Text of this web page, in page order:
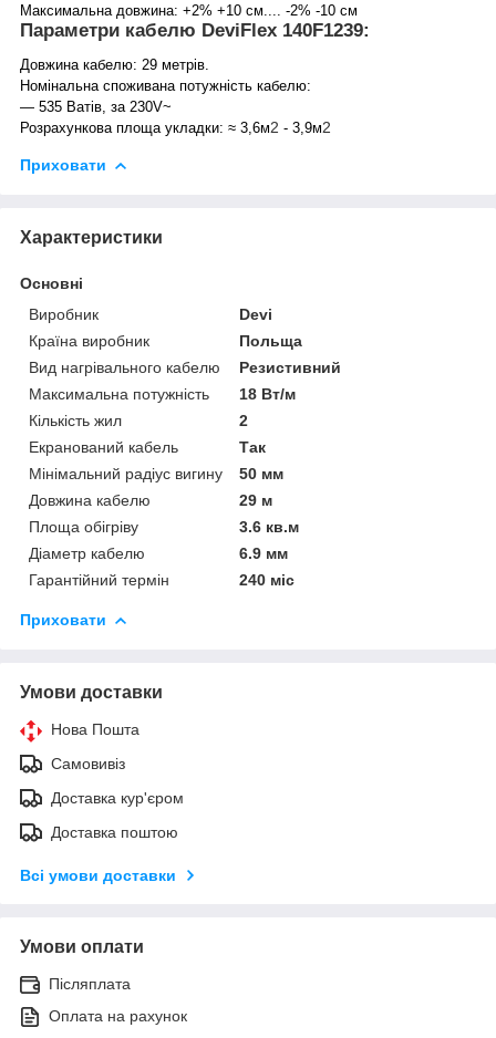
Максимальна довжина: +2% +10 см.... -2% -10 см
Параметри кабелю DeviFlex 140F1239:
Довжина кабелю: 29 метрів.
Номінальна споживана потужність кабелю:
— 535 Ватів, за 230V~
Розрахункова площа укладки: ≈ 3,6м2 - 3,9м2
Приховати
Характеристики
Основні
Виробник
Devi
Країна виробник
Польща
Вид нагрівального кабелю
Резистивний
Максимальна потужність
18 Вт/м
Кількість жил
2
Екранований кабель
Так
Мінімальний радіус вигину
50 мм
Довжина кабелю
29 м
Площа обігріву
3.6 кв.м
Діаметр кабелю
6.9 мм
Гарантійний термін
240 міс
Приховати
Умови доставки
Нова Пошта
Самовивіз
Доставка кур'єром
Доставка поштою
Всі умови доставки
Умови оплати
Післяплата
Оплата на рахунок